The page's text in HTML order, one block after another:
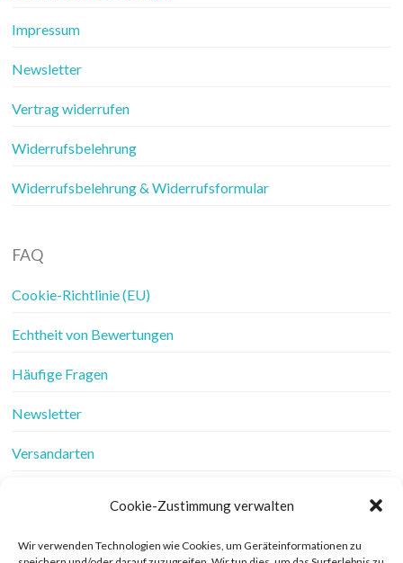
Cookie-Zustimmung verwalten
Wir verwenden Technologien wie Cookies, um Geräteinformationen zu
Impressum
Newsletter
Vertrag widerrufen
Widerrufsbelehrung
Widerrufsbelehrung & Widerrufsformular
FAQ
Cookie-Richtlinie (EU)
Echtheit von Bewertungen
Häufige Fragen
Newsletter
Versandarten